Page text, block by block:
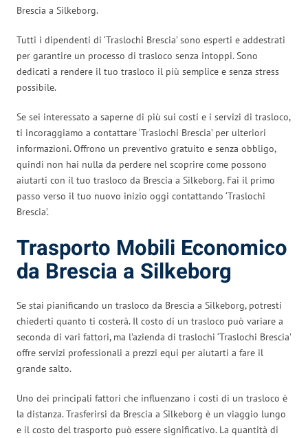
Brescia a Silkeborg.
Tutti i dipendenti di ‘Traslochi Brescia’ sono esperti e addestrati
per garantire un processo di trasloco senza intoppi. Sono
dedicati a rendere il tuo trasloco il più semplice e senza stress
possibile.
Se sei interessato a saperne di più sui costi e i servizi di trasloco,
ti incoraggiamo a contattare ‘Traslochi Brescia’ per ulteriori
informazioni. Offrono un preventivo gratuito e senza obbligo,
quindi non hai nulla da perdere nel scoprire come possono
aiutarti con il tuo trasloco da Brescia a Silkeborg. Fai il primo
passo verso il tuo nuovo inizio oggi contattando ‘Traslochi
Brescia’.
Trasporto Mobili Economico
da Brescia a Silkeborg
Se stai pianificando un trasloco da Brescia a Silkeborg, potresti
chiederti quanto ti costerà. Il costo di un trasloco può variare a
seconda di vari fattori, ma l’azienda di traslochi ‘Traslochi Brescia’
offre servizi professionali a prezzi equi per aiutarti a fare il
grande salto.
Uno dei principali fattori che influenzano i costi di un trasloco è
la distanza. Trasferirsi da Brescia a Silkeborg è un viaggio lungo
e il costo del trasporto può essere significativo. La quantità di